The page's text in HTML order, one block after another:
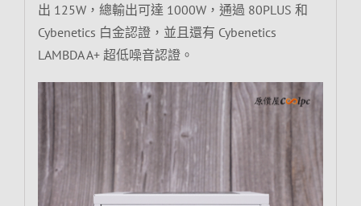
出 125W，總輸出可達 1000W，通過 80PLUS 和
Cybenetics 白金認證，並且還有 Cybenetics
LAMBDA A+ 超低噪音認證。